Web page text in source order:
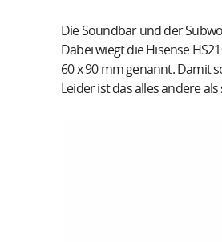
Die Soundbar und der
Dabei wiegt die Hisense
60 x 90 mm genannt. Damit
Leider ist das alles andere